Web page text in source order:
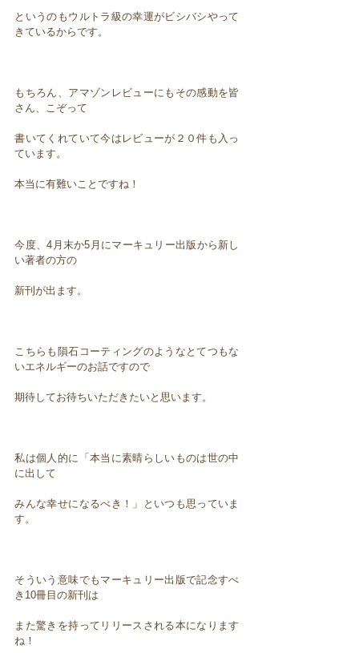
というのもウルトラ級の幸運がビシバシやって
きているからです。
もちろん、アマゾンレビューにもその感動を皆
さん、こぞって
書いてくれていて今はレビューが２０件も入っ
ています。
本当に有難いことですね！
今度、4月末か5月にマーキュリー出版から新し
い著者の方の
新刊が出ます。
こちらも隕石コーティングのようなとてつもな
いエネルギーのお話ですので
期待してお待ちいただきたいと思います。
私は個人的に「本当に素晴らしいものは世の中
に出して
みんな幸せになるべき！」といつも思っていま
す。
そういう意味でもマーキュリー出版で記念すべ
き10冊目の新刊は
また驚きを持ってリリースされる本になります
ね！